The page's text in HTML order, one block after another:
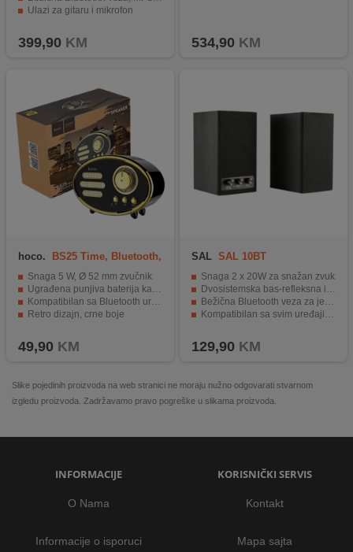
Ulazi za gitaru i mikrofon
399,90 KM 534,90 KM
hoco.
BS25 Time, Bluetooth,
Snaga 5 W, Ø 52 mm zvučnik
Ugrađena punjiva baterija kapaciteta 1200 mAh
Kompatibilan sa Bluetooth uređajima
Retro dizajn, crne boje
49,90 KM
SAL SAL 10BT
Snaga 2 x 20W za snažan zvuk
Dvosistemska bas-refleksna izvedba za kvalitetan zvuk
Bežična Bluetooth veza za jednostavnu upotrebu
Kompatibilan sa svim uređajima sa Bluetoothom
129,90 KM
Slike pojedinih proizvoda na web stranici ne moraju nužno odgovarati stvarnom
izgledu proizvoda. Zadržavamo pravo pogreške u slikama proizvoda.
INFORMACIJE
O Nama
Informacije o isporuci
KORISNIČKI SERVIS
Kontakt
Mapa sajta